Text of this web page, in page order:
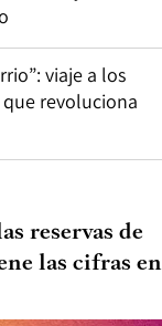
viaje a los
revoluciona
reservas de
las cifras en